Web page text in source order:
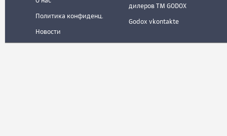
Политика конфиденц.
Новости
дилеров ТМ GODOX
Godox vkontakte